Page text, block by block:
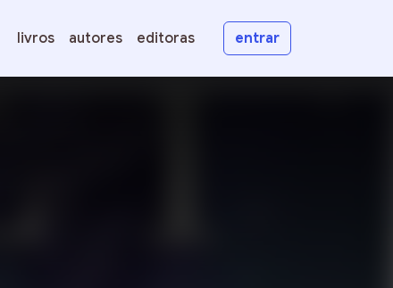
livros autores editoras entrar